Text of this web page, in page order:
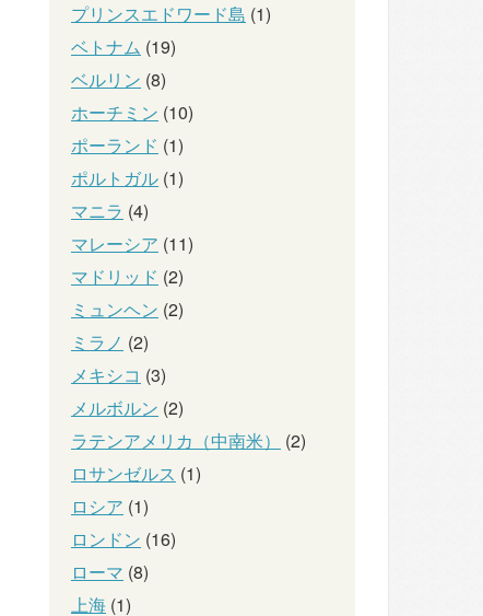
プリンスエドワード島 (1)
ベトナム (19)
ベルリン (8)
ホーチミン (10)
ポーランド (1)
ポルトガル (1)
マニラ (4)
マレーシア (11)
マドリッド (2)
ミュンヘン (2)
ミラノ (2)
メキシコ (3)
メルボルン (2)
ラテンアメリカ（中南米）
(2)
ロサンゼルス (1)
ロシア (1)
ロンドン (16)
ローマ (8)
上海 (1)